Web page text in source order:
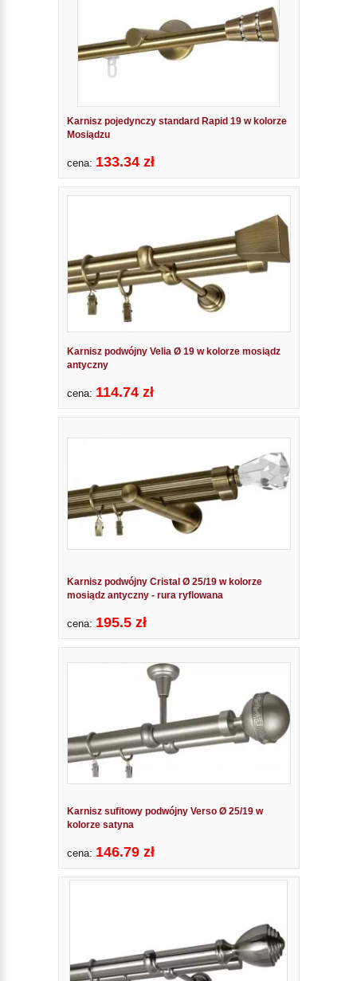
Karnisz pojedynczy standard Rapid 19 w kolorze
Mosiądzu
cena: 133.34 zł
Karnisz podwójny Velia Ø 19 w kolorze mosiądz
antyczny
cena: 114.74 zł
Karnisz podwójny Cristal Ø 25/19 w kolorze
mosiądz antyczny - rura ryflowana
cena: 195.5 zł
Karnisz sufitowy podwójny Verso Ø 25/19 w
kolorze satyna
cena: 146.79 zł